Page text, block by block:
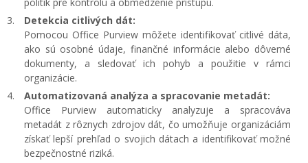
Detekcia citlivých dát:
Pomocou Office Purview môžete identifikovať citlivé dáta,
ako sú osobné údaje, finančné informácie alebo dôverné
dokumenty, a sledovať ich pohyb a použitie v rámci
organizácie.
Automatizovaná analýza a spracovanie metadát:
Office Purview automaticky analyzuje a spracováva
metadát z rôznych zdrojov dát, čo umožňuje organizáciám
získať lepší prehľad o svojich dátach a identifikovať možné
bezpečnostné riziká.